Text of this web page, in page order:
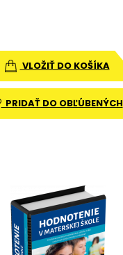
VLOŽIŤ DO KOŠÍKA
PRIDAŤ DO OBĽÚBENÝCH